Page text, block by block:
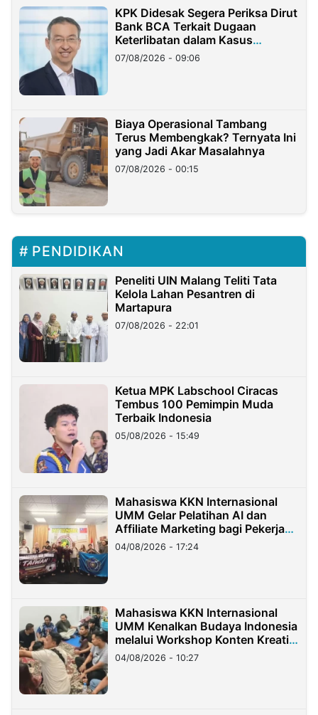
KPK Didesak Segera Periksa Dirut
Bank BCA Terkait Dugaan
Keterlibatan dalam Kasus
Hilangnya Dana Nasabah Rp2,58
Miliar
07/08/2026 - 09:06
Biaya Operasional Tambang
Terus Membengkak? Ternyata Ini
yang Jadi Akar Masalahnya
07/08/2026 - 00:15
PENDIDIKAN
Peneliti UIN Malang Teliti Tata
Kelola Lahan Pesantren di
Martapura
07/08/2026 - 22:01
Ketua MPK Labschool Ciracas
Tembus 100 Pemimpin Muda
Terbaik Indonesia
05/08/2026 - 15:49
Mahasiswa KKN Internasional
UMM Gelar Pelatihan AI dan
Affiliate Marketing bagi Pekerja
Migran Indonesia di Taiwan
04/08/2026 - 17:24
Mahasiswa KKN Internasional
UMM Kenalkan Budaya Indonesia
melalui Workshop Konten Kreatif
di Taiwan
04/08/2026 - 10:27